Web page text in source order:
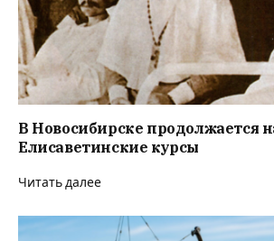
В Новосибирске продолжается
Елисаветинские курсы
Читать далее